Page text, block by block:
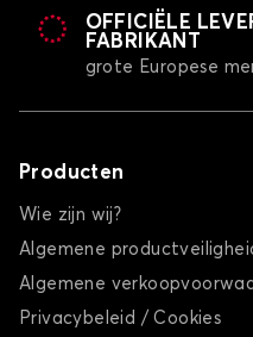
OFFICIËLE
FABRIKANT
grote Europese
Producten
Wie zijn wij?
Algemene
Algemene
Privacybeleid / Cookies